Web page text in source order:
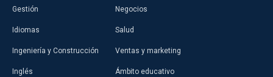
Gestión
Idiomas
Ingeniería y Construcción
Inglés
Negocios
Salud
Ventas y marketing
Ámbito educativo